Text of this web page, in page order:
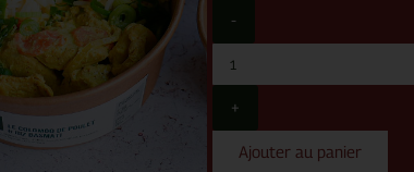
-
+
Ajouter au panier